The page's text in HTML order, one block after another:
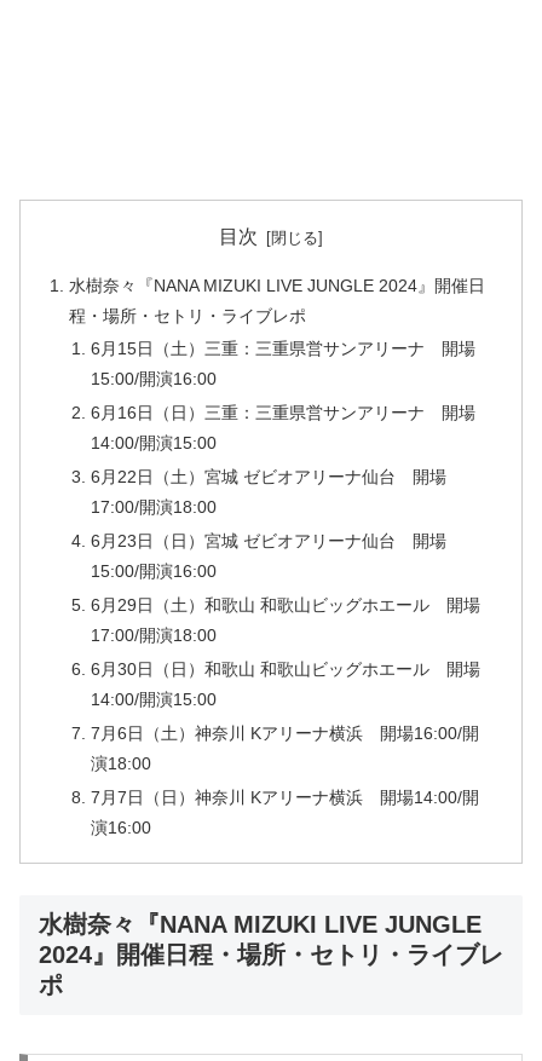
目次
水樹奈々『NANA MIZUKI LIVE JUNGLE 2024』開催日
程・場所・セトリ・ライブレポ
6月15日（土）三重：三重県営サンアリーナ 開場
15:00/開演16:00
6月16日（日）三重：三重県営サンアリーナ 開場
14:00/開演15:00
6月22日（土）宮城 ゼビオアリーナ仙台 開場
17:00/開演18:00
6月23日（日）宮城 ゼビオアリーナ仙台 開場
15:00/開演16:00
6月29日（土）和歌山 和歌山ビッグホエール 開場
17:00/開演18:00
6月30日（日）和歌山 和歌山ビッグホエール 開場
14:00/開演15:00
7月6日（土）神奈川 Kアリーナ横浜 開場16:00/開
演18:00
7月7日（日）神奈川 Kアリーナ横浜 開場14:00/開
演16:00
水樹奈々『NANA MIZUKI LIVE JUNGLE
2024』開催日程・場所・セトリ・ライブレ
ポ